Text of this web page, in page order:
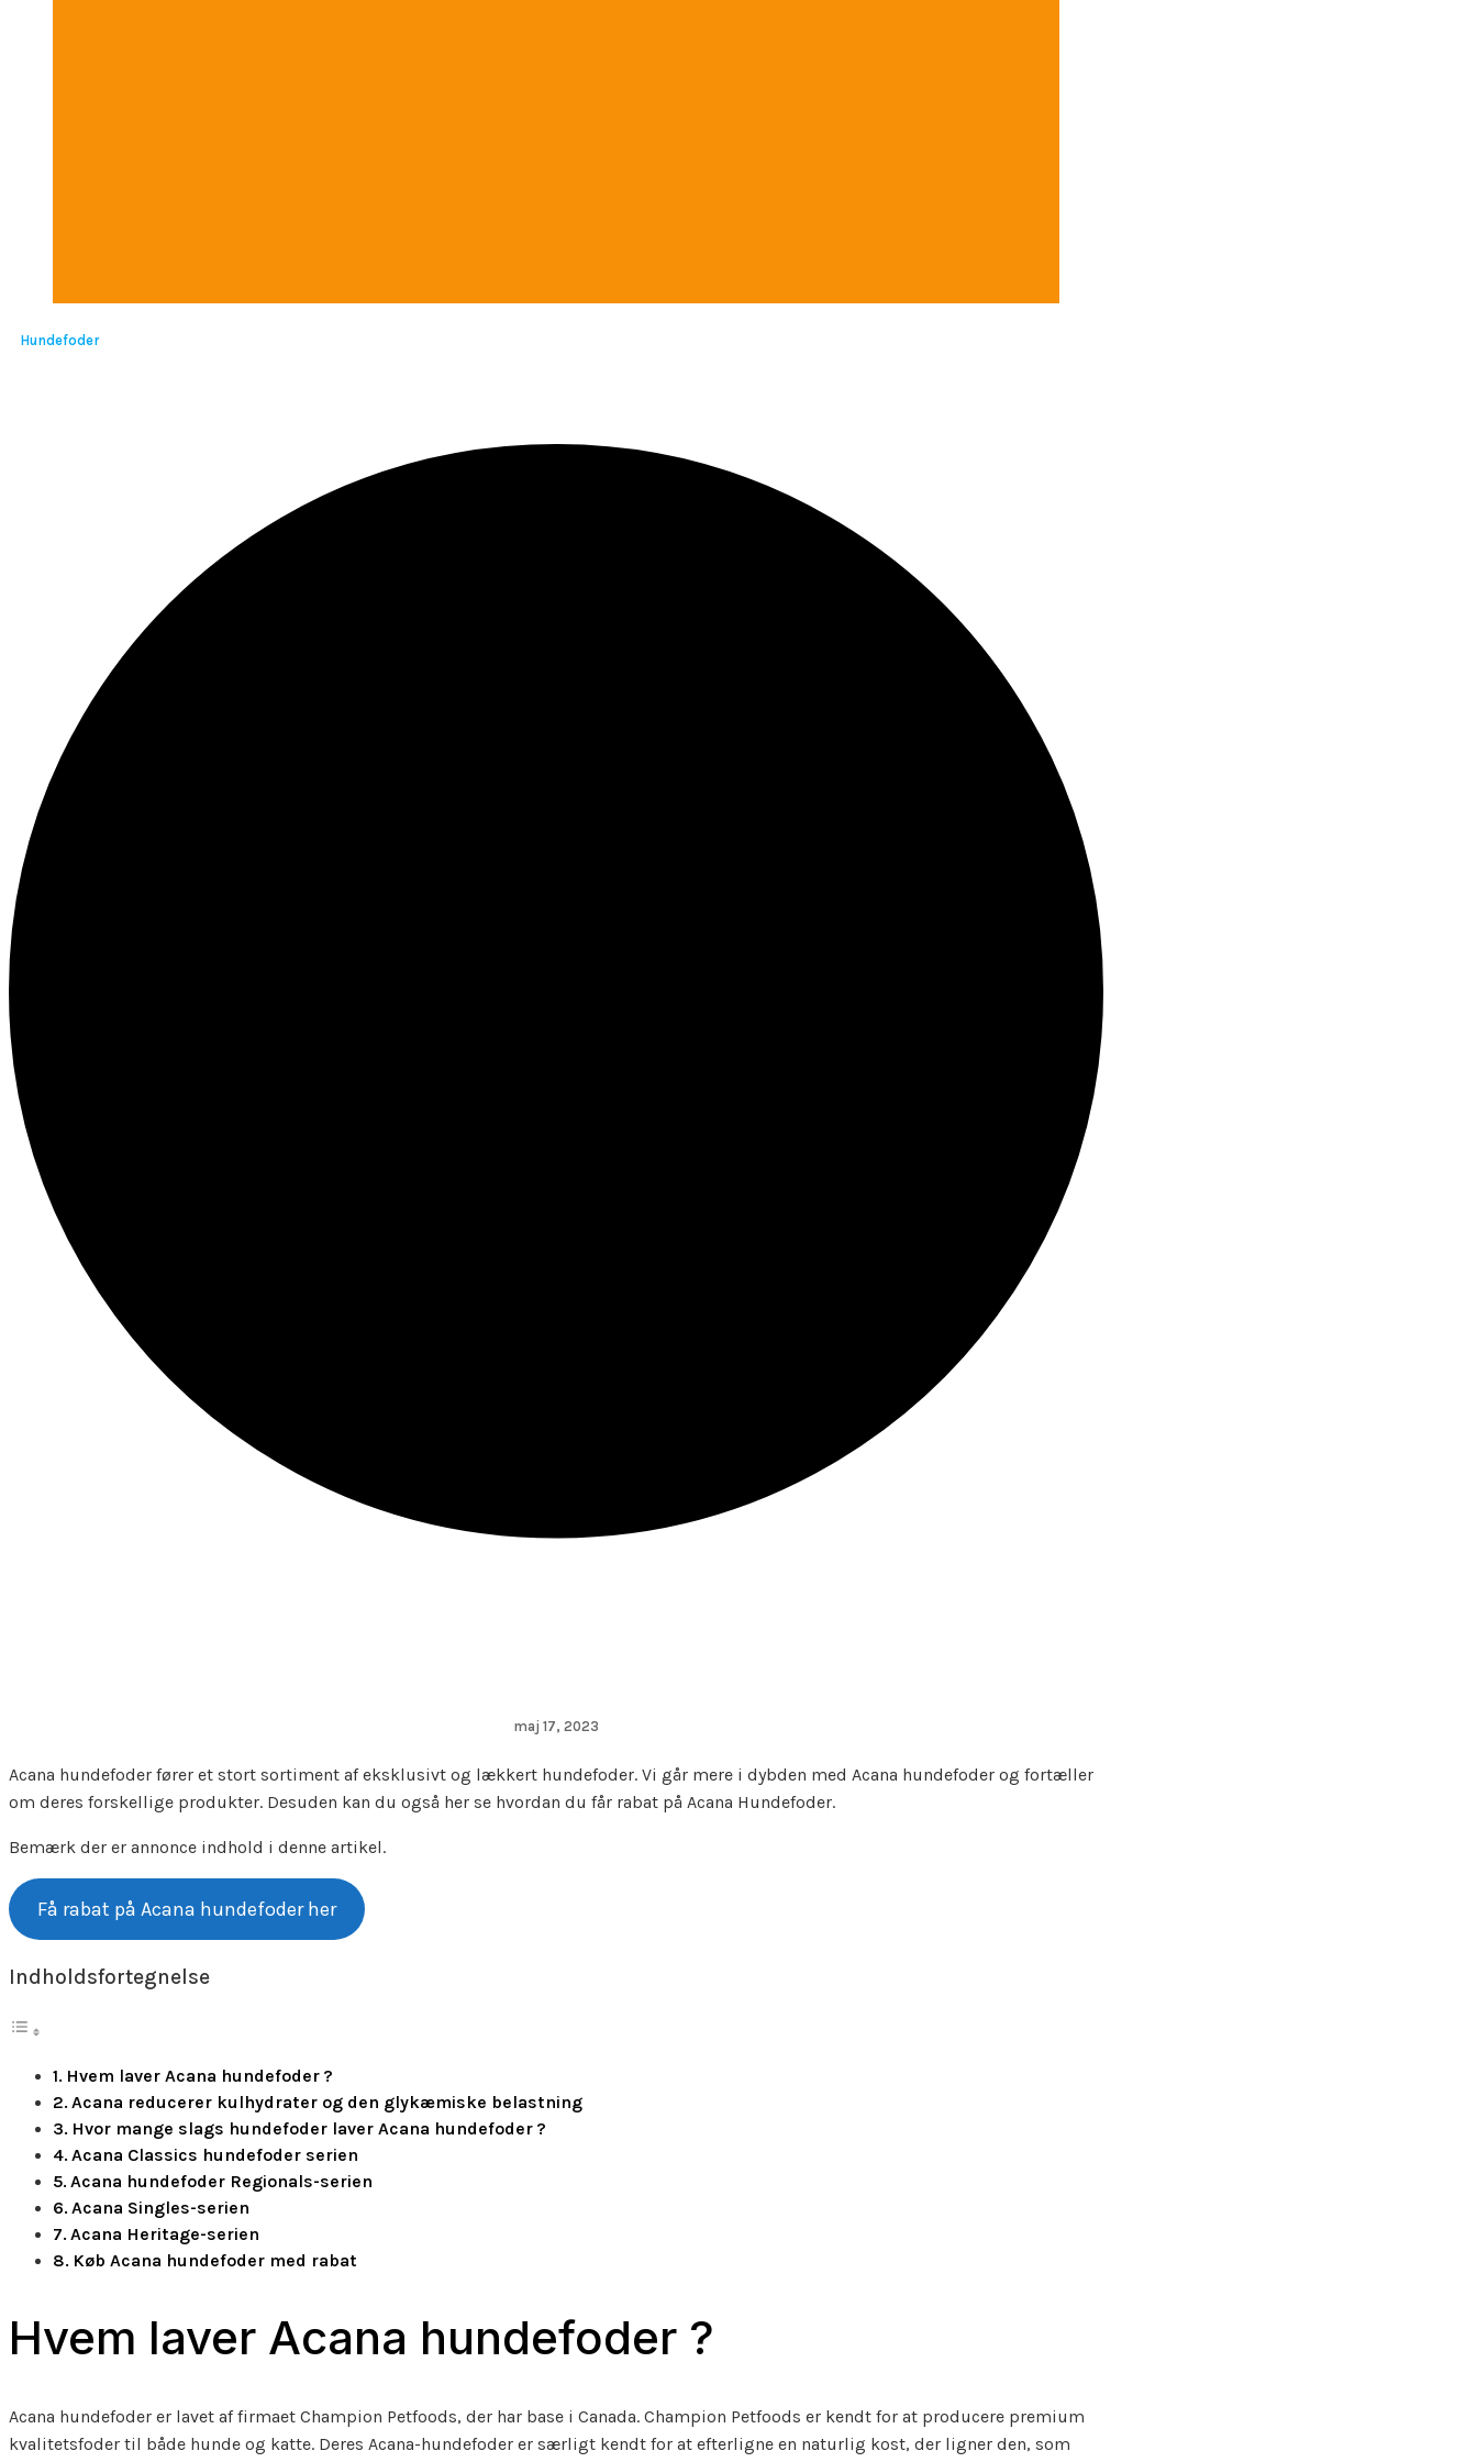
Hundefoder
maj 17, 2023
Acana hundefoder fører et stort sortiment af eksklusivt og lækkert hundefoder. Vi går mere i dybden med Acana hundefoder og fortæller
om deres forskellige produkter. Desuden kan du også her se hvordan du får rabat på Acana Hundefoder.
Bemærk der er annonce indhold i denne artikel.
Få rabat på Acana hundefoder her
Indholdsfortegnelse
Hvem laver Acana hundefoder ?
Acana reducerer kulhydrater og den glykæmiske belastning
Hvor mange slags hundefoder laver Acana hundefoder ?
Acana Classics hundefoder serien
Acana hundefoder Regionals-serien
Acana Singles-serien
Acana Heritage-serien
Køb Acana hundefoder med rabat
Hvem laver Acana hundefoder ?
Acana hundefoder er lavet af firmaet Champion Petfoods, der har base i Canada. Champion Petfoods er kendt for at producere premium
kvalitetsfoder til både hunde og katte. Deres Acana-hundefoder er særligt kendt for at efterligne en naturlig kost, der ligner den, som